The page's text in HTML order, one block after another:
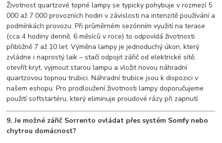
Životnost quartzové topné lampy se typicky pohybuje v rozmezí 5
000 až 7 000 provozních hodin v závislosti na intenzitě používání a
podmínkách provozu. Při průměrném sezónním využití na terase
(cca 4 hodiny denně, 6 měsíců v roce) to odpovídá životnosti
přibližně 7 až 10 let. Výměna lampy je jednoduchý úkon, který
zvládne i naprostý laik – stačí odpojit zářič od elektrické sítě,
otevřít kryt, vyjmout starou lampu a vložit novou náhradní
quartzovou topnou trubici. Náhradní trubice jsou k dispozici v
našem eshopu. Pro prodloužení životnosti lampy doporučujeme
použití softstartéru, který eliminuje proudové rázy při zapnutí.
9. Je možné zářič Sorrento ovládat přes systém Somfy nebo
chytrou domácnost?